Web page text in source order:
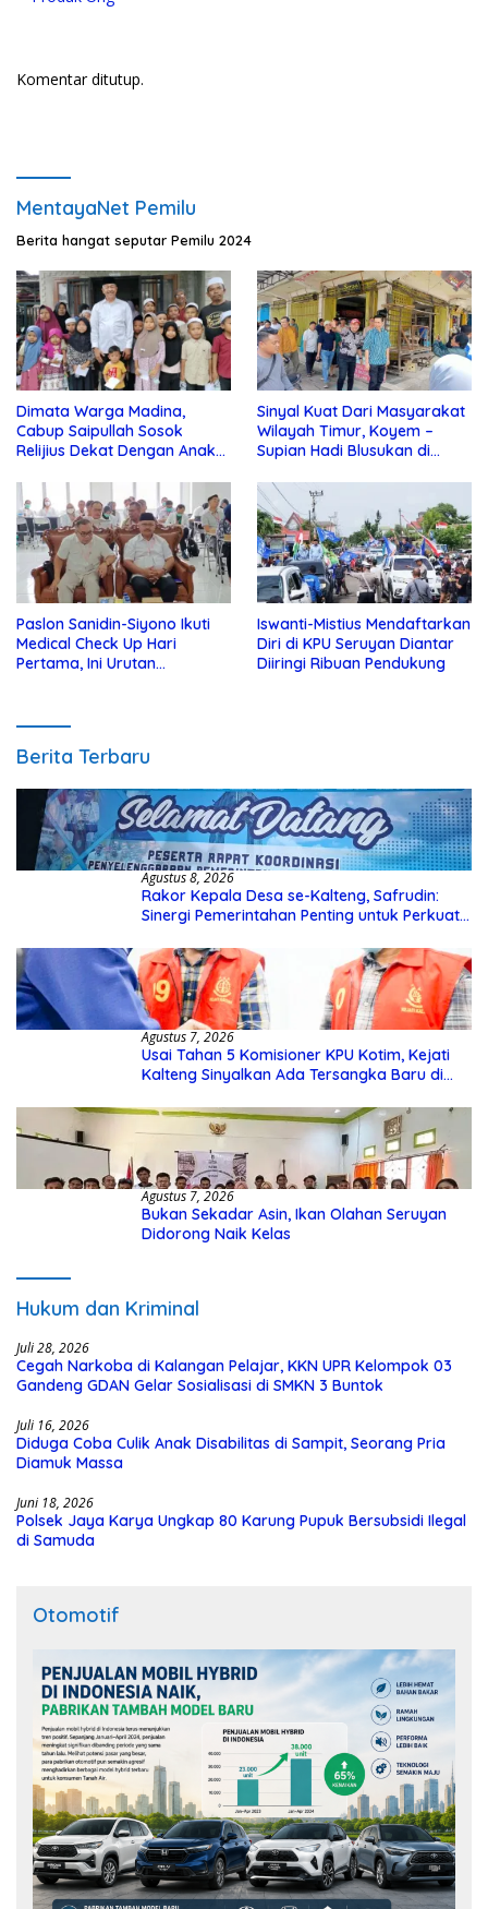
Komentar ditutup.
MentayaNet Pemilu
Berita hangat seputar Pemilu 2024
Dimata Warga Madina,
Cabup Saipullah Sosok
Relijius Dekat Dengan Anak
Sinyal Kuat Dari Masyarakat
Wilayah Timur, Koyem –
Supian Hadi Blusukan di
Paslon Sanidin-Siyono Ikuti
Medical Check Up Hari
Pertama, Ini Urutan
Iswanti-Mistius Mendaftarkan
Diri di KPU Seruyan Diantar
Diiringi Ribuan Pendukung
Berita Terbaru
Agustus 8, 2026
Rakor Kepala Desa se-Kalteng, Safrudin:
Sinergi Pemerintahan Penting untuk Perkuat
Agustus 7, 2026
Usai Tahan 5 Komisioner KPU Kotim, Kejati
Kalteng Sinyalkan Ada Tersangka Baru di
Agustus 7, 2026
Bukan Sekadar Asin, Ikan Olahan Seruyan
Didorong Naik Kelas
Hukum dan Kriminal
Juli 28, 2026
Cegah Narkoba di Kalangan Pelajar, KKN UPR Kelompok 03
Gandeng GDAN Gelar Sosialisasi di SMKN 3 Buntok
Juli 16, 2026
Diduga Coba Culik Anak Disabilitas di Sampit, Seorang Pria
Diamuk Massa
Juni 18, 2026
Polsek Jaya Karya Ungkap 80 Karung Pupuk Bersubsidi Ilegal
di Samuda
Otomotif